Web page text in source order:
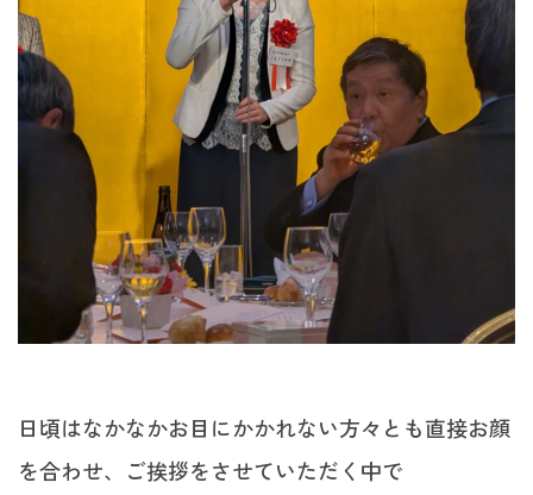
日頃はなかなかお目にかかれない方々とも直接お顔
を合わせ、ご挨拶をさせていただく中で